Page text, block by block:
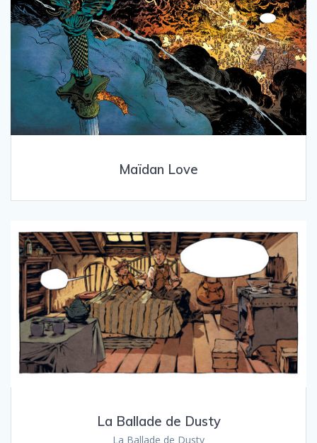
Maïdan Love
La Ballade de Dusty
La Ballade de Dusty